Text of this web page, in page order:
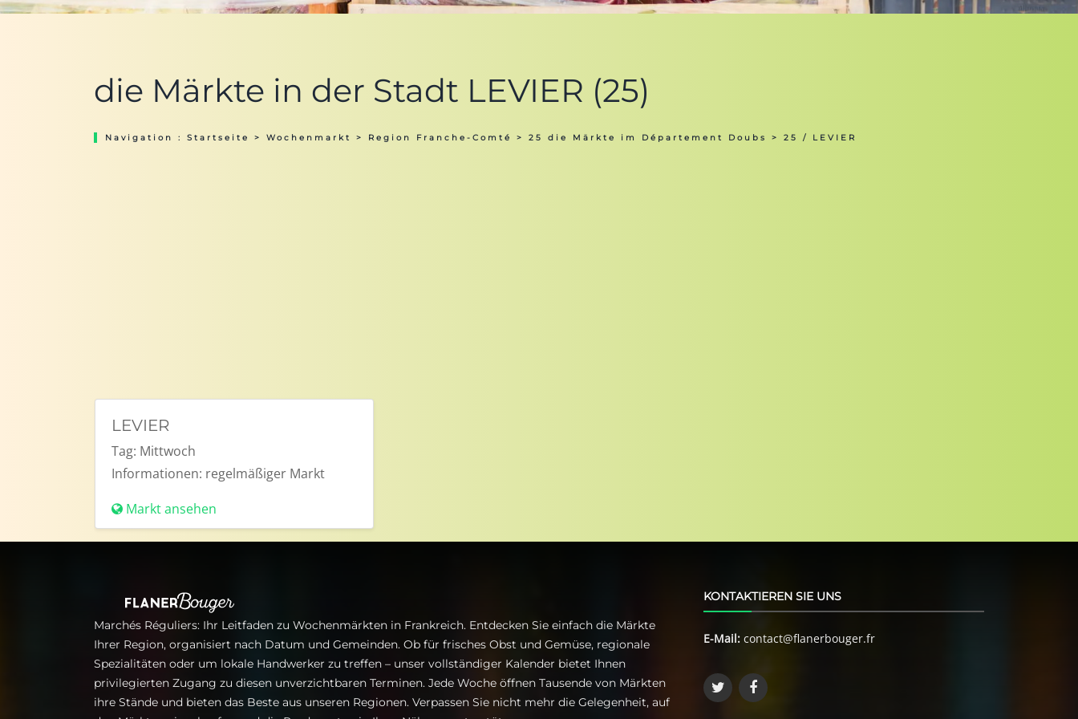
die Märkte in der Stadt LEVIER (25)
Navigation : Startseite > Wochenmarkt > Region Franche-Comté > 25 die Märkte im Département Doubs > 25 / LEVIER
LEVIER
Tag: Mittwoch
Informationen: regelmäßiger Markt
Markt ansehen
Marchés Réguliers: Ihr Leitfaden zu Wochenmärkten in Frankreich. Entdecken Sie einfach die Märkte
Ihrer Region, organisiert nach Datum und Gemeinden. Ob für frisches Obst und Gemüse, regionale
Spezialitäten oder um lokale Handwerker zu treffen – unser vollständiger Kalender bietet Ihnen
privilegierten Zugang zu diesen unverzichtbaren Terminen. Jede Woche öffnen Tausende von Märkten
ihre Stände und bieten das Beste aus unseren Regionen. Verpassen Sie nicht mehr die Gelegenheit, auf
KONTAKTIEREN SIE UNS
E-Mail: contact@flanerbouger.fr